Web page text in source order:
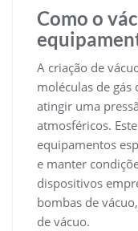
Como o
A criação de
moléculas de gás
atingir uma
atmosféricos.
equipamentos
e manter
dispositivos
bombas de
de vácuo.